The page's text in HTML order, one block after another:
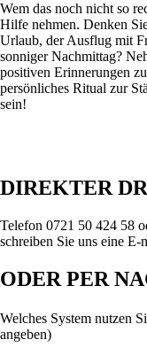
Wem das noch nicht so
Hilfe nehmen. Denken
Urlaub, der Ausflug mit
sonniger Nachmittag?
positiven Erinnerungen
persönliches Ritual zur
sein!
DIREKTER
Telefon 0721 50 424 58
schreiben Sie uns eine
ODER PER
Welches System nutzen
angeben)